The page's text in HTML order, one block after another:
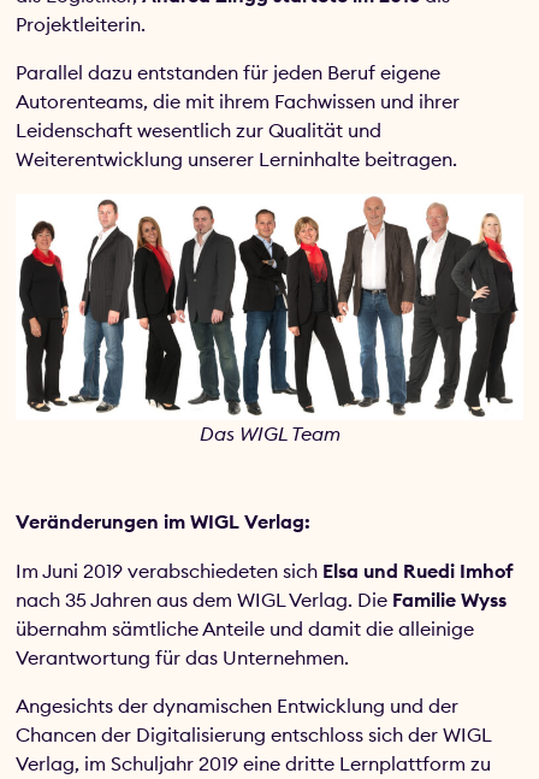
Projektleiterin.
Parallel dazu entstanden für jeden Beruf eigene
Autorenteams, die mit ihrem Fachwissen und ihrer
Leidenschaft wesentlich zur Qualität und
Weiterentwicklung unserer Lerninhalte beitragen.
Das WIGL Team
Veränderungen im WIGL Verlag:
Im Juni 2019 verabschiedeten sich Elsa und Ruedi Imhof
nach 35 Jahren aus dem WIGL Verlag. Die Familie Wyss
übernahm sämtliche Anteile und damit die alleinige
Verantwortung für das Unternehmen.
Angesichts der dynamischen Entwicklung und der
Chancen der Digitalisierung entschloss sich der WIGL
Verlag, im Schuljahr 2019 eine dritte Lernplattform zu